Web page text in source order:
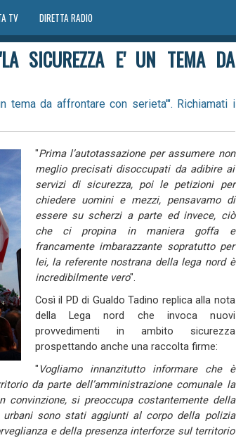
TV DIRETTA RADIO
SICUREZZA E' UN TEMA DA
tema da affrontare con serieta'". Richiamati i
"Prima l’autotassazione per assumere non
meglio precisati disoccupati da adibire ai
servizi di sicurezza, poi le petizioni per
chiedere uomini e mezzi, pensavamo di
essere su scherzi a parte ed invece, ciò
che ci propina in maniera goffa e
francamente imbarazzante sopratutto per
lei, la referente nostrana della lega nord è
incredibilmente vero".
Così il PD di Gualdo Tadino replica alla nota
della Lega nord che invoca nuovi
provvedimenti in ambito sicurezza
prospettando anche una raccolta firme:
" Vogliamo innanzitutto informare che è
da parte dell’amministrazione comunale la
si preoccupa costantemente della
sono stati aggiunti al corpo della polizia
e della presenza interforze sul territorio